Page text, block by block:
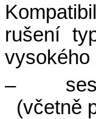
rušení
vysokého
–
(včetně